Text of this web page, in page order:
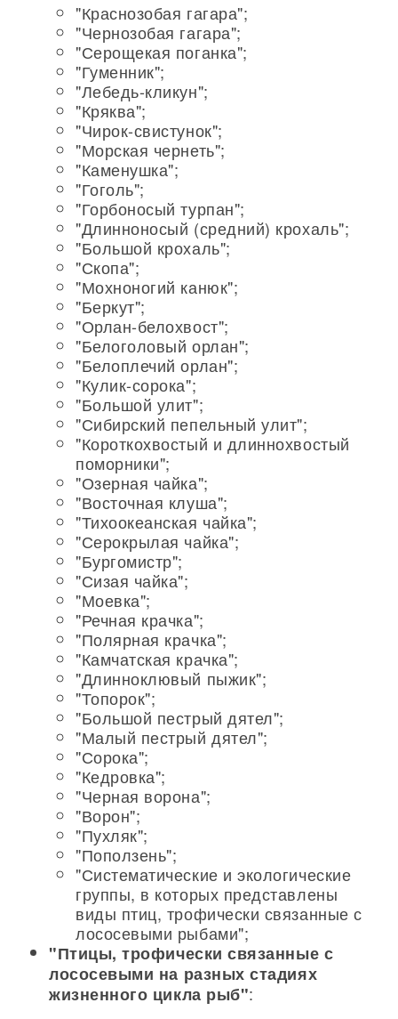
"Краснозобая гагара";
"Чернозобая гагара";
"Серощекая поганка";
"Гуменник";
"Лебедь-кликун";
"Кряква";
"Чирок-свистунок";
"Морская чернеть";
"Каменушка";
"Гоголь";
"Горбоносый турпан";
"Длинноносый (средний) крохаль";
"Большой крохаль";
"Скопа";
"Мохноногий канюк";
"Беркут";
"Орлан-белохвост";
"Белоголовый орлан";
"Белоплечий орлан";
"Кулик-сорока";
"Большой улит";
"Сибирский пепельный улит";
"Короткохвостый и длиннохвостый
поморники";
"Озерная чайка";
"Восточная клуша";
"Тихоокеанская чайка";
"Серокрылая чайка";
"Бургомистр";
"Сизая чайка";
"Моевка";
"Речная крачка";
"Полярная крачка";
"Камчатская крачка";
"Длинноклювый пыжик";
"Топорок";
"Большой пестрый дятел";
"Малый пестрый дятел";
"Сорока";
"Кедровка";
"Черная ворона";
"Ворон";
"Пухляк";
"Поползень";
"Систематические и экологические
группы, в которых представлены
виды птиц, трофически связанные с
лососевыми рыбами";
"Птицы, трофически связанные с
лососевыми на разных стадиях
жизненного цикла рыб":